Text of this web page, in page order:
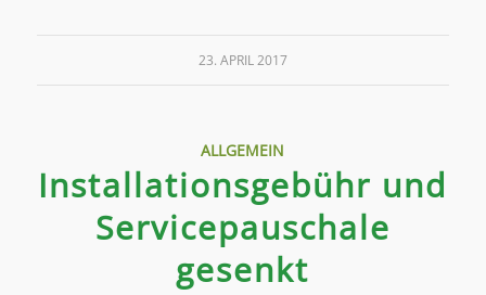
23. APRIL 2017
ALLGEMEIN
Installationsgebühr und
Servicepauschale
gesenkt